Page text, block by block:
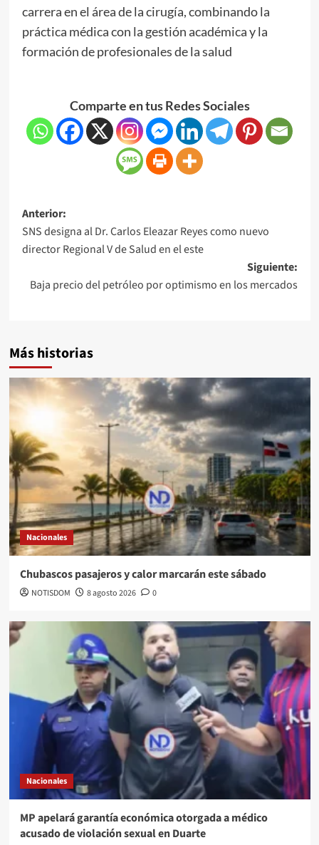
carrera en el área de la cirugía, combinando la
práctica médica con la gestión académica y la
formación de profesionales de la salud
Comparte en tus Redes Sociales
Anterior:
SNS designa al Dr. Carlos Eleazar Reyes como nuevo
director Regional V de Salud en el este
Siguiente:
Baja precio del petróleo por optimismo en los mercados
Más historias
Nacionales
Chubascos pasajeros y calor marcarán este sábado
NOTISDOM 8 agosto 2026 0
Nacionales
MP apelará garantía económica otorgada a médico
acusado de violación sexual en Duarte